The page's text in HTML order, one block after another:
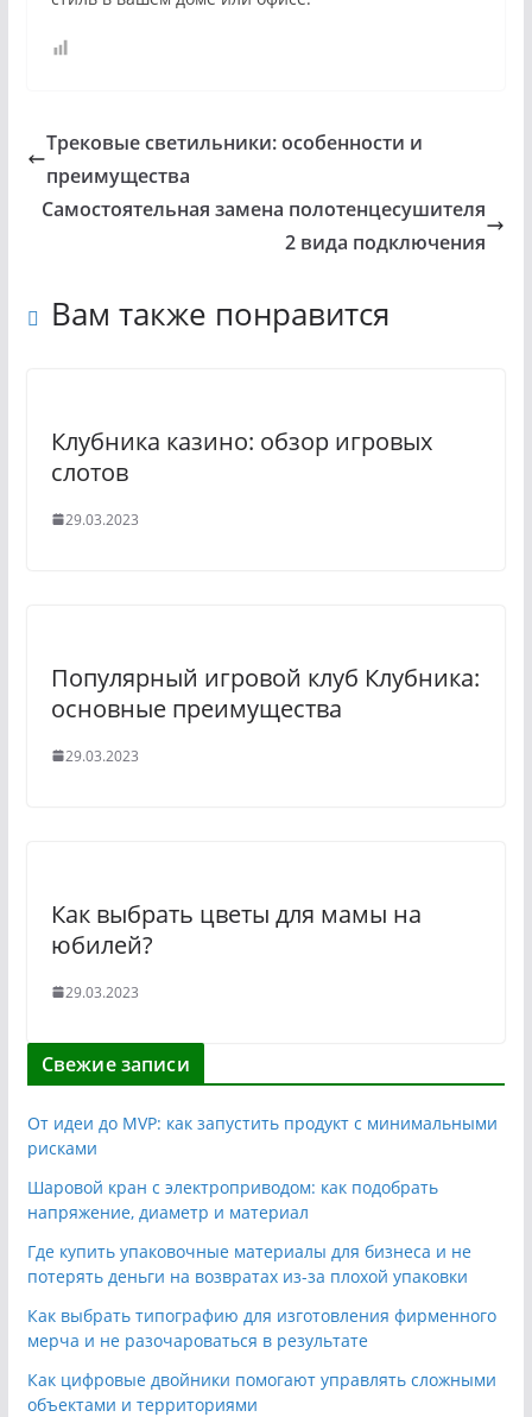
Трековые светильники: особенности и
преимущества
Самостоятельная замена полотенцесушителя
2 вида подключения
Вам также понравится
Клубника казино: обзор игровых
слотов
29.03.2023
Популярный игровой клуб Клубника:
основные преимущества
29.03.2023
Как выбрать цветы для мамы на
юбилей?
29.03.2023
Свежие записи
От идеи до MVP: как запустить продукт с минимальными
рисками
Шаровой кран с электроприводом: как подобрать
напряжение, диаметр и материал
Где купить упаковочные материалы для бизнеса и не
потерять деньги на возвратах из-за плохой упаковки
Как выбрать типографию для изготовления фирменного
мерча и не разочароваться в результате
Как цифровые двойники помогают управлять сложными
объектами и территориями